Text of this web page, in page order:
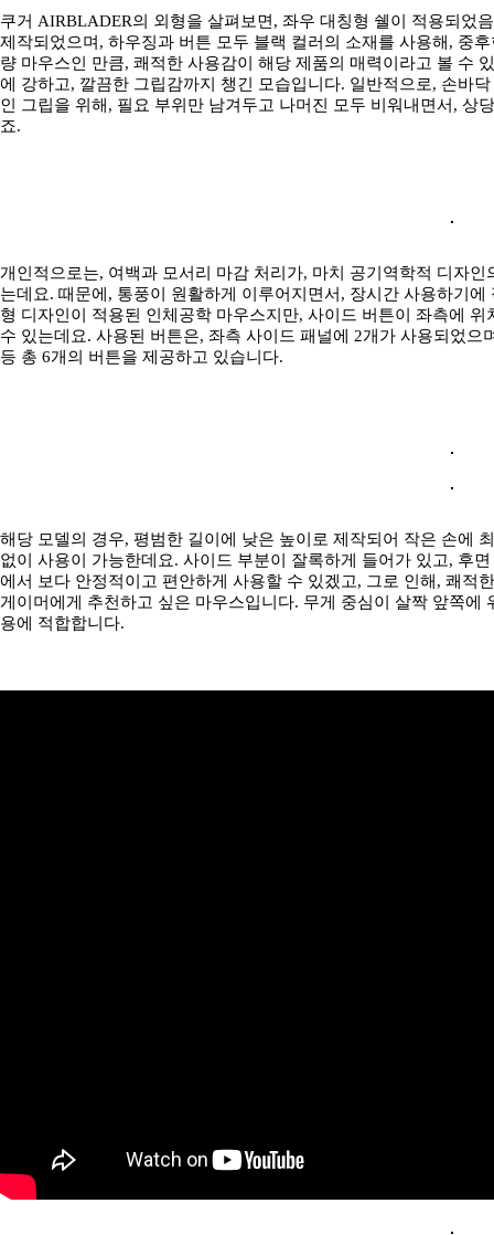
쿠거 AIRBLADER의 외형을 살펴보면, 좌우 대칭형 쉘이 적용되었
제작되었으며, 하우징과 버튼 모두 블랙 컬러의 소재를 사용해, 중
량 마우스인 만큼, 쾌적한 사용감이 해당 제품의 매력이라고 볼 수
에 강하고, 깔끔한 그립감까지 챙긴 모습입니다. 일반적으로, 손바
인 그립을 위해, 필요 부위만 남겨두고 나머진 모두 비워내면서, 상
죠.
개인적으로는, 여백과 모서리 마감 처리가, 마치 공기역학적 디자
는데요. 때문에, 통풍이 원활하게 이루어지면서, 장시간 사용하기
형 디자인이 적용된 인체공학 마우스지만, 사이드 버튼이 좌측에
수 있는데요. 사용된 버튼은, 좌측 사이드 패널에 2개가 사용되었
등 총 6개의 버튼을 제공하고 있습니다.
해당 모델의 경우, 평범한 길이에 낮은 높이로 제작되어 작은 손에
없이 사용이 가능한데요. 사이드 부분이 잘록하게 들어가 있고, 후
에서 보다 안정적이고 편안하게 사용할 수 있겠고, 그로 인해, 쾌적
게이머에게 추천하고 싶은 마우스입니다. 무게 중심이 살짝 앞쪽
용에 적합합니다.